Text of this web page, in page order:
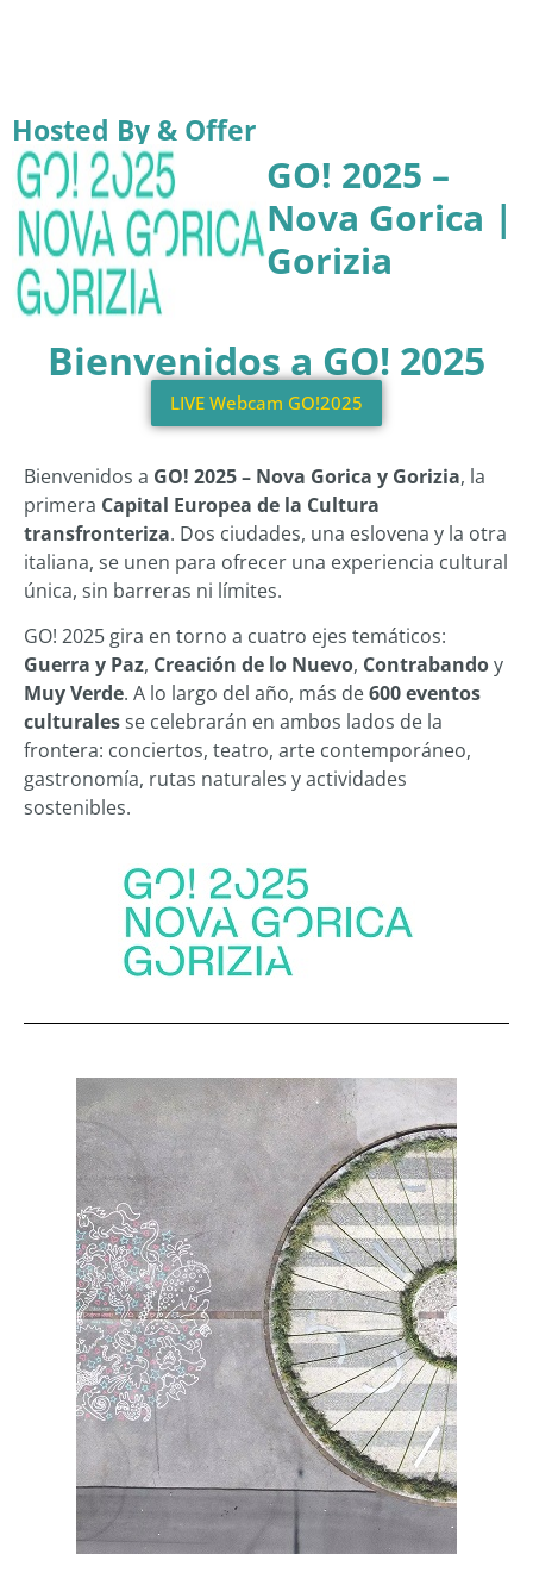
Hosted By & Offer
GO! 2025 –
Nova Gorica |
Gorizia
Bienvenidos a GO! 2025
LIVE Webcam GO!2025
Bienvenidos a GO! 2025 – Nova Gorica y Gorizia, la
primera Capital Europea de la Cultura
transfronteriza. Dos ciudades, una eslovena y la otra
italiana, se unen para ofrecer una experiencia cultural
única, sin barreras ni límites.
GO! 2025 gira en torno a cuatro ejes temáticos:
Guerra y Paz, Creación de lo Nuevo, Contrabandoy
Muy Verde. A lo largo del año, más de600 eventos
culturalesse celebrarán en ambos lados de la
frontera: conciertos, teatro, arte contemporáneo,
gastronomía, rutas naturales y actividades
sostenibles.